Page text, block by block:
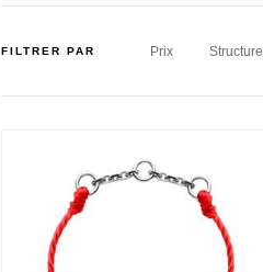
FILTRER PAR Prix Structure